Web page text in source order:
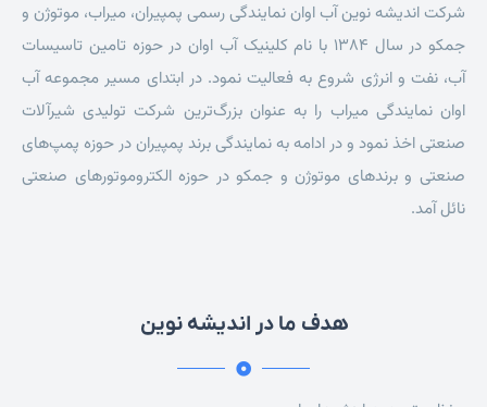
شرکت اندیشه نوین آب اوان نمایندگی رسمی پمپیران، میراب، موتوژن و
جمکو در سال 1384 با نام کلینیک آب اوان در حوزه تامین تاسیسات
آب، نفت و انرژی شروع به فعالیت نمود. در ابتدای مسیر مجموعه آب
اوان نمایندگی میراب را به عنوان بزرگ‌ترین شرکت تولیدی شیرآلات
صنعتی اخذ نمود و در ادامه به نمایندگی برند پمپیران در حوزه پمپ‌های
صنعتی و برندهای موتوژن و جمکو در حوزه الکتروموتورهای صنعتی
نائل آمد.
هدف ما در اندیشه نوین